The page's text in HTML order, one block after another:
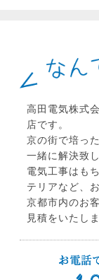
高田電気株式
店です。
京の街で培っ
一緒に解決致
電気工事はも
テリアなど、
京都市内のお
見積をいたしま